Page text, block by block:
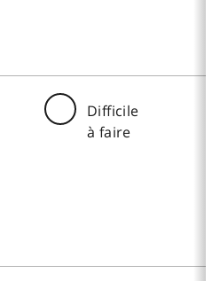
Difficile
à faire